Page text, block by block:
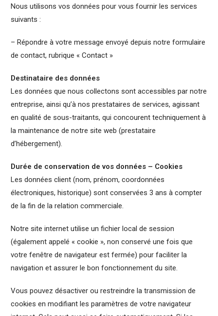
Nous utilisons vos données pour vous fournir les services
suivants :
– Répondre à votre message envoyé depuis notre formulaire
de contact, rubrique « Contact »
Destinataire des données
Les données que nous collectons sont accessibles par notre
entreprise, ainsi qu’à nos prestataires de services, agissant
en qualité de sous-traitants, qui concourent techniquement à
la maintenance de notre site web (prestataire
d’hébergement).
Durée de conservation de vos données – Cookies
Les données client (nom, prénom, coordonnées
électroniques, historique) sont conservées 3 ans à compter
de la fin de la relation commerciale.
Notre site internet utilise un fichier local de session
(également appelé « cookie », non conservé une fois que
votre fenêtre de navigateur est fermée) pour faciliter la
navigation et assurer le bon fonctionnement du site.
Vous pouvez désactiver ou restreindre la transmission de
cookies en modifiant les paramètres de votre navigateur